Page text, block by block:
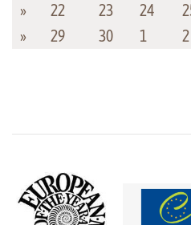
»
22 23 24
»
29 30 1 2